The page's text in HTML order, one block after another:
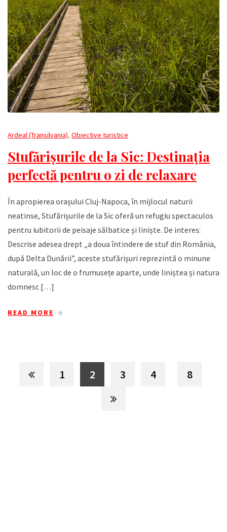
Ardeal (Transilvania), Obiective turistice
Stufărișurile de la Sic: Destinația
perfectă pentru o zi de relaxare
În apropierea orașului Cluj-Napoca, în mijlocul naturii
neatinse, Stufărișurile de la Sic oferă un refugiu spectaculos
pentru iubitorii de peisaje sălbatice și liniște. De interes:
Descrise adesea drept „a doua întindere de stuf din România,
după Delta Dunării”, aceste stufărișuri reprezintă o minune
naturală, un loc de o frumusețe aparte, unde liniștea și natura
domnesc […]
READ MORE
1 2 3 4 8